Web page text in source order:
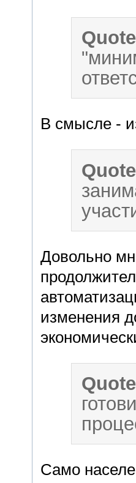
В смысле -
Довольно
изменения
Само